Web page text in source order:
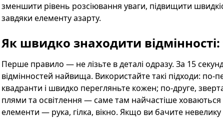
зменшити рівень розсіювання уваги, підвищити
завдяки елементу азарту.
Як швидко знаходити
Перше правило — не лізьте в деталі одразу. За 15
відмінностей найвища. Використайте такі підходи:
квадранти і швидко перегляньте кожен; по-друге,
плями та освітлення — саме там найчастіше
елементи — рука, гілка, вікно. Якщо ви бачите невелику